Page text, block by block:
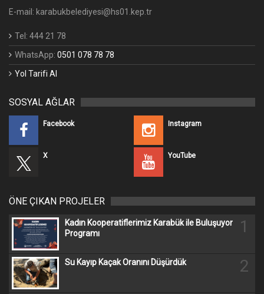
E-mail: karabukbelediyesi@hs01.kep.tr
Tel: 444 21 78
WhatsApp: 0501 078 78 78
Yol Tarifi Al
SOSYAL AĞLAR
Facebook Instagram
X YouTube
ÖNE ÇIKAN PROJELER
Kadın Kooperatiflerimiz Karabük ile Buluşuyor
Programı
1
Su Kayıp Kaçak Oranını Düşürdük 2